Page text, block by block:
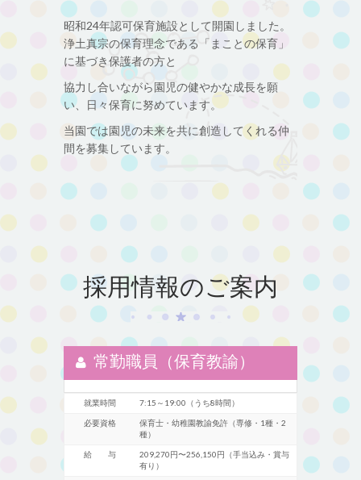
昭和24年認可保育施設として開園しました。
浄土真宗の保育理念である「まことの保育」
に基づき保護者の方と
協力し合いながら園児の健やかな成長を願
い、日々保育に努めています。
当園では園児の未来を共に創造してくれる仲
間を募集しています。
採用情報のご案内
常勤職員（保育教諭）
就業時間 7:15～19:00（うち8時間）
必要資格
保育士・幼稚園教諭免許（専修・1種・2
種）
給 与
209,270円〜256,150円（手当込み・賞与
有り）